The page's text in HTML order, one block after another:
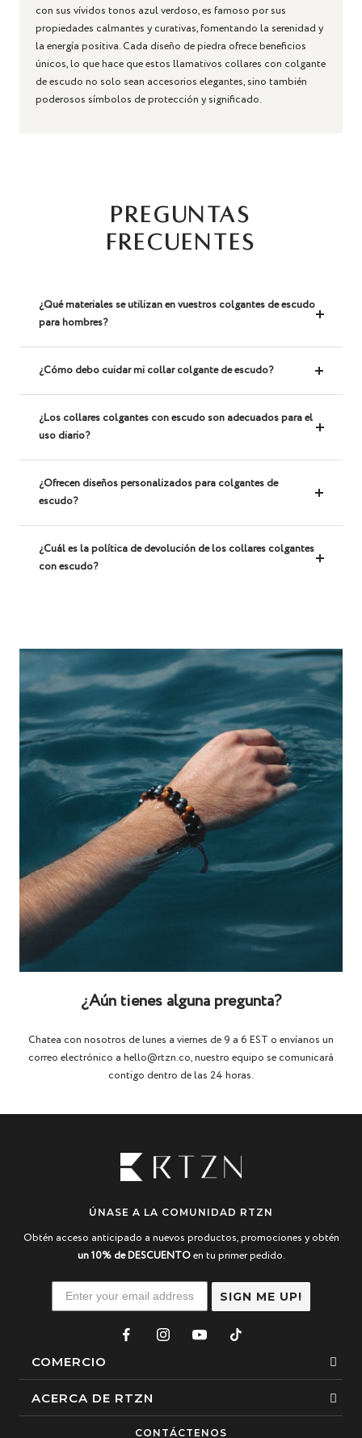
con sus vívidos tonos azul verdoso, es famoso por sus
propiedades calmantes y curativas, fomentando la serenidad y
la energía positiva. Cada diseño de piedra ofrece beneficios
únicos, lo que hace que estos llamativos collares con colgante
de escudo no solo sean accesorios elegantes, sino también
poderosos símbolos de protección y significado.
PREGUNTAS
FRECUENTES
¿Qué materiales se utilizan en vuestros colgantes de escudo
para hombres?
¿Cómo debo cuidar mi collar colgante de escudo?
¿Los collares colgantes con escudo son adecuados para el
uso diario?
¿Ofrecen diseños personalizados para colgantes de
escudo?
¿Cuál es la política de devolución de los collares colgantes
con escudo?
¿Aún tienes alguna pregunta?
Chatea con nosotros de lunes a viernes de 9 a 6 EST o envíanos un
correo electrónico a hello@rtzn.co, nuestro equipo se comunicará
contigo dentro de las 24 horas.
ÚNASE A LA COMUNIDAD RTZN
Obtén acceso anticipado a nuevos productos, promociones y obtén
un 10% de DESCUENTOen tu primer pedido.
SIGN ME UP!
COMERCIO
Esposas
ACERCA DE RTZN
CONTÁCTENOS